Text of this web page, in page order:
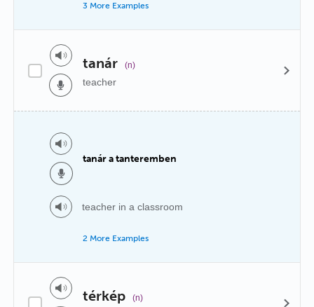
3 More Examples
tanár (n)
teacher
tanár a tanteremben
teacher in a classroom
2 More Examples
térkép (n)